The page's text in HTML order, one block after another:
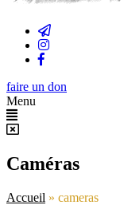
faire un don
Menu
Caméras
Accueil » cameras